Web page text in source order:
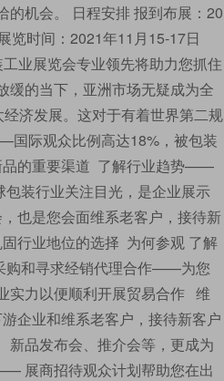
的机会。 日程安排 报到布展：20
览时间：2021年11月15-17日
业展览会专业领先将助力您抓住
缓的当下，亚洲市场无疑成为全
济发展。这对于有着世界第二规
国际观众比例高达18%，被包装
品的重要渠道 了解行业趋势——
装行业关注目光，是企业展示
也是您会面维系老客户，接待新
行业地位的选择 为何参观 了解
购和寻求经销代理合作——为您
实力以便顺利开展贸易合作 维
企业和维系老客户，接待新客户
品发布会、推介会等，更成为
展商招待观众计划帮助您在出